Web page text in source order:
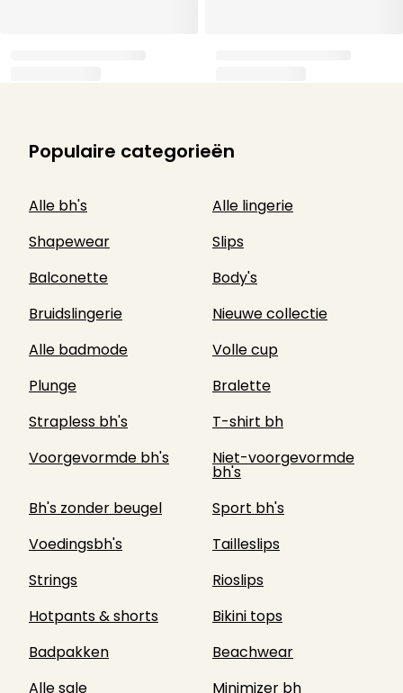
Populaire categorieën
Alle bh's
Alle lingerie
Shapewear
Slips
Balconette
Body's
Bruidslingerie
Nieuwe collectie
Alle badmode
Volle cup
Plunge
Bralette
Strapless bh's
T-shirt bh
Voorgevormde bh's
Niet-voorgevormde
bh's
Bh's zonder beugel
Sport bh's
Voedingsbh's
Tailleslips
Strings
Rioslips
Hotpants & shorts
Bikini tops
Badpakken
Beachwear
Alle sale
Minimizer bh